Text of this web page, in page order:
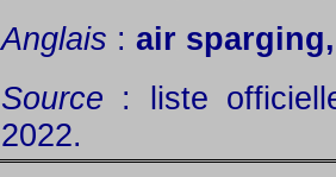
Anglais : air
Source : liste
2022.